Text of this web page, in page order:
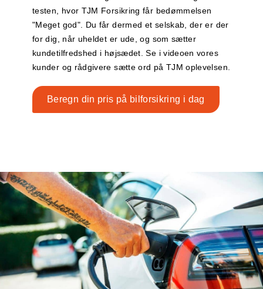
testen, hvor TJM Forsikring får bedømmelsen
"Meget god". Du får dermed et selskab, der er der
for dig, når uheldet er ude, og som sætter
kundetilfredshed i højsædet. Se i videoen vores
kunder og rådgivere sætte ord på TJM oplevelsen.
Beregn din pris på bilforsikring i dag